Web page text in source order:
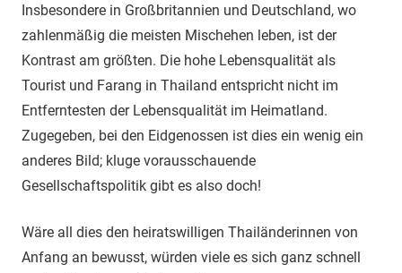
Insbesondere in Großbritannien und Deutschland, wo
zahlenmäßig die meisten Mischehen leben, ist der
Kontrast am größten. Die hohe Lebensqualität als
Tourist und Farang in Thailand entspricht nicht im
Entferntesten der Lebensqualität im Heimatland.
Zugegeben, bei den Eidgenossen ist dies ein wenig ein
anderes Bild; kluge vorausschauende
Gesellschaftspolitik gibt es also doch!
Wäre all dies den heiratswilligen Thailänderinnen von
Anfang an bewusst, würden viele es sich ganz schnell